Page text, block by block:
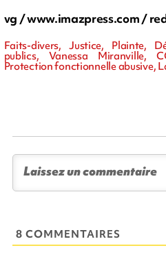
vg / www.imazpress.com /
Faits-divers, Justice, Plainte,
publics, Vanessa Miranville,
Protection fonctionnelle abusive,
8 COMMENTAIRES